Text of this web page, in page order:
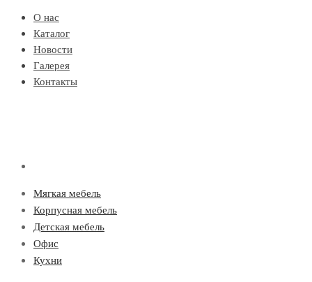
О нас
Каталог
Новости
Галерея
Контакты
Мягкая мебель
Корпусная мебель
Детская мебель
Офис
Кухни